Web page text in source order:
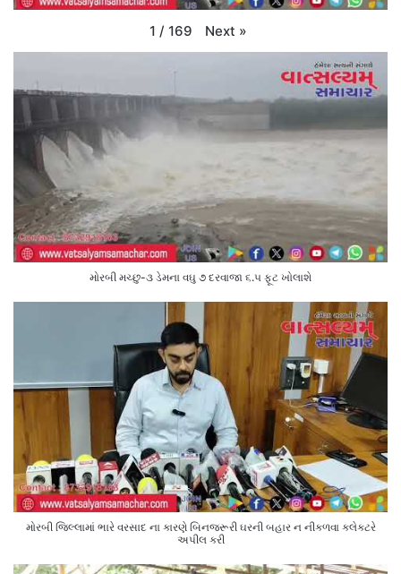
1 / 169 Next »
મોરબી મચ્છુ-૩ ડેમના વઘુ ૭ દરવાજા ૬.૫ ફૂટ ખોલાશે
મોરબી જિલ્લામાં ભારે વરસાદ ના કારણે બિનજરૂરી ઘરની બહાર ન નીકળવા કલેક્ટરે
અપીલ કરી